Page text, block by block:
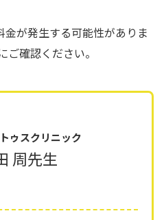
が発生する可能性がありま
ご確認ください。
ゥスクリニック
周先生